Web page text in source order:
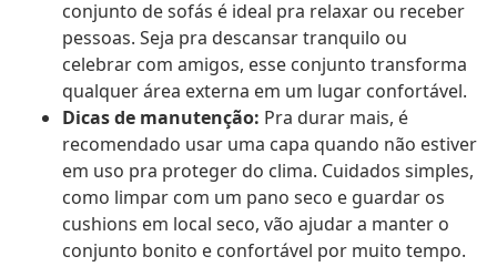
conjunto de sofás é ideal pra relaxar ou receber
pessoas. Seja pra descansar tranquilo ou
celebrar com amigos, esse conjunto transforma
qualquer área externa em um lugar confortável.
Dicas de manutenção: Pra durar mais, é
recomendado usar uma capa quando não estiver
em uso pra proteger do clima. Cuidados simples,
como limpar com um pano seco e guardar os
cushions em local seco, vão ajudar a manter o
conjunto bonito e confortável por muito tempo.